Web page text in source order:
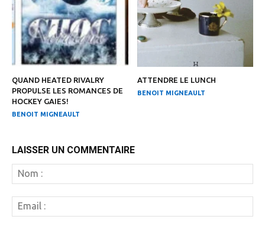
QUAND HEATED RIVALRY
PROPULSE LES ROMANCES DE
HOCKEY GAIES!
BENOIT MIGNEAULT
ATTENDRE LE LUNCH
BENOIT MIGNEAULT
LAISSER UN COMMENTAIRE
:
: